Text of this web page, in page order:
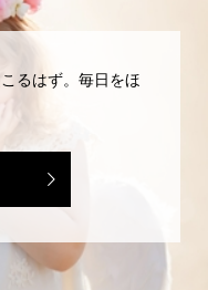
るはず。毎日をほ